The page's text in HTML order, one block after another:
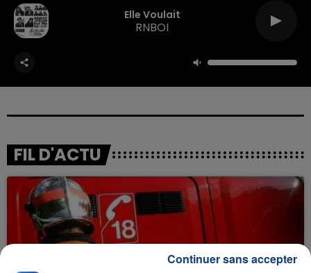
Elle Voulait
RNBOI
FIL D'ACTU
Continuer sans accepter